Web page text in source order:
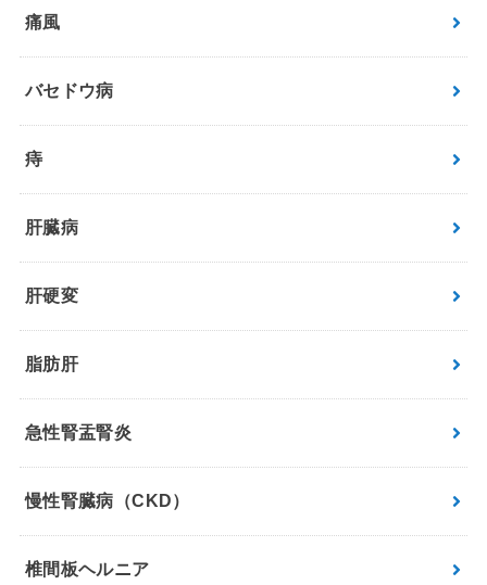
痛風
バセドウ病
痔
肝臓病
肝硬変
脂肪肝
急性腎盂腎炎
慢性腎臓病（CKD）
椎間板ヘルニア